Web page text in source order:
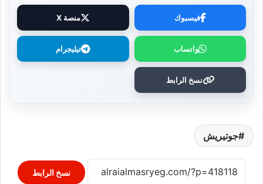
فيسبوك منصة X
واتساب تيليجرام
نسخ الرابط
جوتيريش
نسخ الرابط